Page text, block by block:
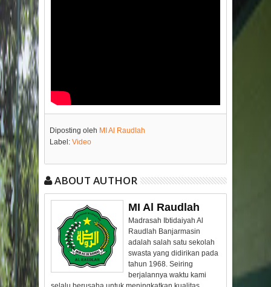
Diposting oleh MI Al Raudlah
Label:Video
ABOUT AUTHOR
MI Al Raudlah
Madrasah Ibtidaiyah Al
Raudlah Banjarmasin
adalah salah satu sekolah
swasta yang didirikan pada
tahun 1968. Seiring
berjalannya waktu kami